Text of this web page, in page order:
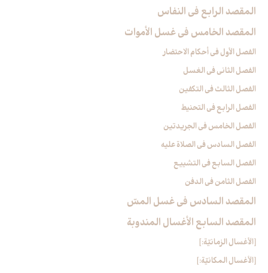
المقصد الرابع في النفاس‏
المقصد الخامس في غسل الأموات‏
الفصل الأول في أحكام الاحتضار
الفصل الثاني في الغسل
الفصل الثالث في التكفين
الفصل الرابع‏ في التحنيط
الفصل الخامس في الجريدتين
الفصل السادس في الصلاة عليه
الفصل السابع في التشييع
الفصل الثامن في الدفن
المقصد السادس في غسل المسّ‏
المقصد السابع الأغسال المندوبة
[الأغسال الزمانيّة:]
[الأغسال المكانيّة:]